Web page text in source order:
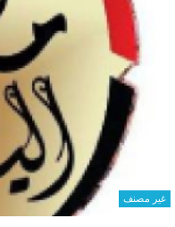
غير مصنف